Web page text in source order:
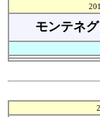
モンテネグ